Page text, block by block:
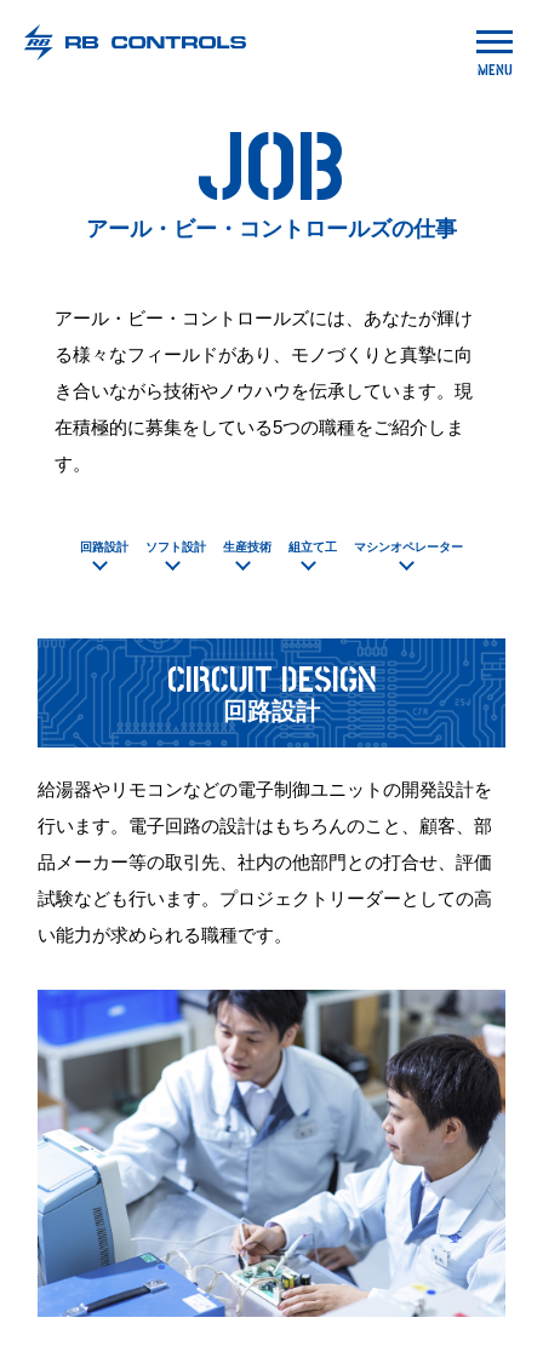
アール・ビー・コントロールズ
MENU
JOB
アール・ビー・コントロールズの仕事
アール・ビー・コントロールズには、あなたが輝け
る様々なフィールドがあり、モノづくりと真摯に向
き合いながら技術やノウハウを伝承しています。現
在積極的に募集をしている5つの職種をご紹介しま
す。
回路設計 ソフト設計 生産技術 組立て工 マシンオペレーター
CIRCUIT DESIGN
回路設計
給湯器やリモコンなどの電子制御ユニットの開発設計を
行います。電子回路の設計はもちろんのこと、顧客、部
品メーカー等の取引先、社内の他部門との打合せ、評価
試験なども行います。プロジェクトリーダーとしての高
い能力が求められる職種です。